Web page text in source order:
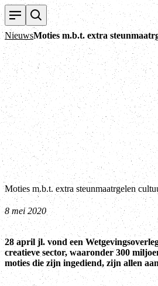
NieuwsMoties m.b.t. extra
Moties m.b.t. extra steunmaatrgelen
8 mei 2020
28 april jl. vond een
creatieve sector, waaronder 300
moties die zijn ingediend, zijn allen